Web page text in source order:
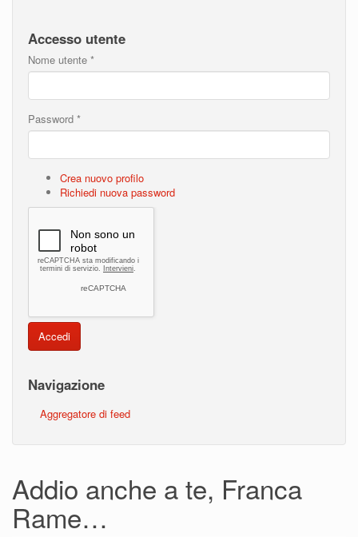
Accesso utente
Nome utente *
Password *
Crea nuovo profilo
Richiedi nuova password
Accedi
Navigazione
Aggregatore di feed
Addio anche a te, Franca
Rame…